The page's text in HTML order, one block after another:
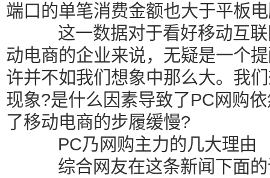
端口的单笔消费金额也大于平板
这一数据对于看好移动互联
动电商的企业来说，无疑是一个
许并不如我们想象中那么大。我
现象?是什么因素导致了PC网购
了移动电商的步履缓慢?
PC乃网购主力的几大理由
综合网友在这条新闻下面的